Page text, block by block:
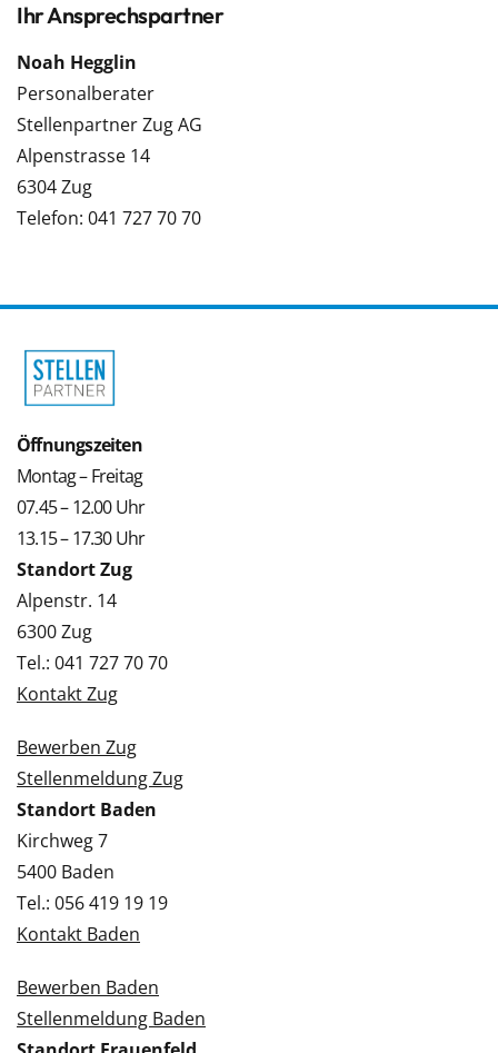
Ihr Ansprechspartner
Noah Hegglin
Personalberater
Stellenpartner Zug AG
Alpenstrasse 14
6304 Zug
Telefon: 041 727 70 70
Öffnungszeiten
Montag – Freitag
07.45 – 12.00 Uhr
13.15 – 17.30 Uhr
Standort Zug
Alpenstr. 14
6300 Zug
Tel.: 041 727 70 70
Kontakt Zug
Bewerben Zug
Stellenmeldung Zug
Standort Baden
Kirchweg 7
5400 Baden
Tel.: 056 419 19 19
Kontakt Baden
Bewerben Baden
Stellenmeldung Baden